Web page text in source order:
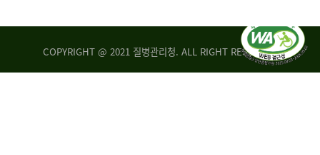
COPYRIGHT @ 2021 질병관리청. ALL RIGHT RESERVED